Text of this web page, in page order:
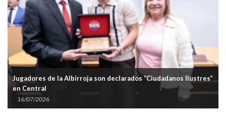
Jugadores de la Albirroja son declarados “Ciudadanos Ilustres”
en Central
16/07/2026